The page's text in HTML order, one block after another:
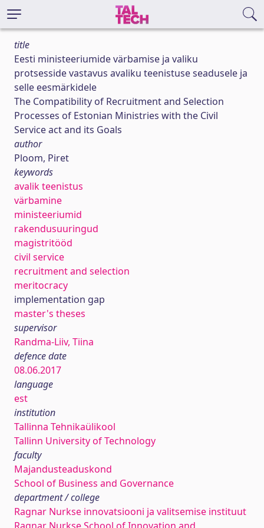
title
Eesti ministeeriumide värbamise ja valiku
protsesside vastavus avaliku teenistuse seadusele ja
selle eesmärkidele
The Compatibility of Recruitment and Selection
Processes of Estonian Ministries with the Civil
Service act and its Goals
author
Ploom, Piret
keywords
avalik teenistus
värbamine
ministeeriumid
rakendusuuringud
magistritööd
civil service
recruitment and selection
meritocracy
implementation gap
master's theses
supervisor
Randma-Liiv, Tiina
defence date
08.06.2017
language
est
institution
Tallinna Tehnikaülikool
Tallinn University of Technology
faculty
Majandusteaduskond
School of Business and Governance
department / college
Ragnar Nurkse innovatsiooni ja valitsemise instituut